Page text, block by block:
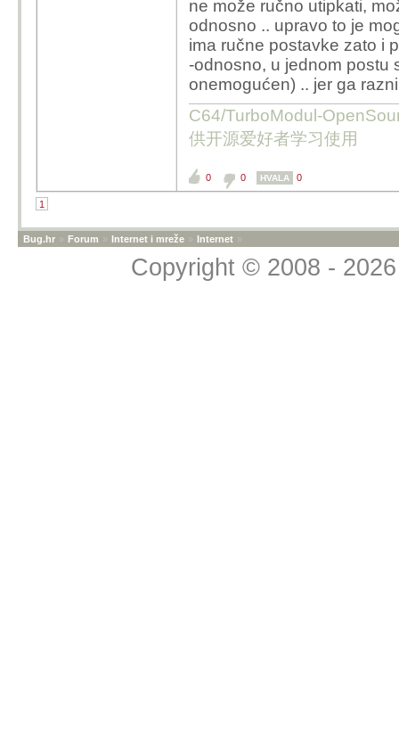
ima, isključiti pa
- pokušati forwardati
koristi su 1935, 3074,
Prije toga:
- na PS-u obrisati sve
- nakon toga ponovno
Ako net ne radi ni
uređajima u lokalnoj
crocro23 kaže...
PS.
gateway 192.168.1.1.
HTova oprema
sekvencijalno, ovo je
portova, DMZ i slicno,
ne može ručno utipkati,
odnosno .. upravo to je
ima ručne postavke zato i
-odnosno, u jednom postu
onemogućen) .. jer ga
C64/TurboModul-
供开源爱好者学习使用
0 0 HVALA 0
1
Bug.hr » Forum » Internet i mreže » Internet »
Copyright © 2008 -